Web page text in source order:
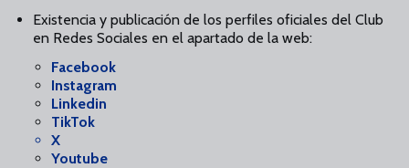
Existencia y publicación de los perfiles oficiales del Club
en Redes Sociales en el apartado de la web:
Facebook
Instagram
Linkedin
TikTok
X
Youtube